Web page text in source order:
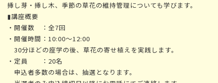
挿し芽・挿し木、季節の草花の維持管理についても学びます。
▮講座概要
・開催数 ：全7回
・開催時間：10:00～12:00
30分ほどの座学の後、草花の寄せ植えを実践します。
・定員 ：20名
申込者多数の場合は、抽選となります。